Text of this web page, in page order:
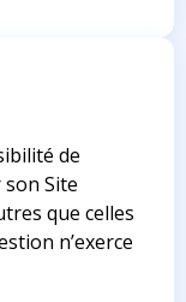
de
Site
que celles
n’exerce